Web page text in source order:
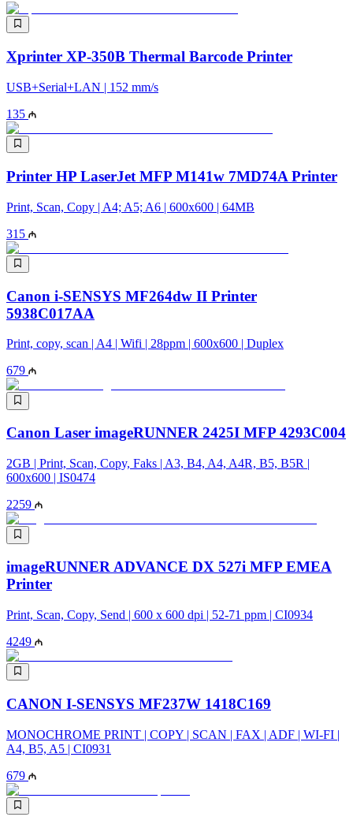
Xprinter XP-350B Thermal Barcode Printer
USB+Serial+LAN | 152 mm/s
135
Printer HP LaserJet MFP M141w 7MD74A Printer
Print, Scan, Copy | A4; A5; A6 | 600x600 | 64MB
315
Canon i-SENSYS MF264dw II Printer
5938C017AA
Print, copy, scan | A4 | Wifi | 28ppm | 600x600 | Duplex
679
Canon Laser imageRUNNER 2425I MFP 4293C004
2GB | Print, Scan, Copy, Faks | A3, B4, A4, A4R, B5, B5R |
600x600 | IS0474
2259
imageRUNNER ADVANCE DX 527i MFP EMEA
Printer
Print, Scan, Copy, Send | 600 x 600 dpi | 52-71 ppm | CI0934
4249
CANON I-SENSYS MF237W 1418C169
MONOCHROME PRINT | COPY | SCAN | FAX | ADF | WI-FI |
A4, B5, A5 | CI0931
679